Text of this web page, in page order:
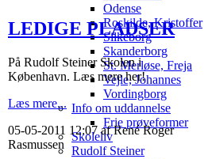
Odense
Roskilde, Kristoffer
Silkeborg
Skanderborg
St. Merløse, Freja
Vejle, Johannes
Vordingborg
Info om uddannelse
Frie prøveformer
Skoleliv
Rudolf Steiner
LEDIGE PLADSER
På Rudolf Steiner Skolen i
København. Læs mere her!
Læs mere...
05-05-2011 12:07 af René Roger
Rasmussen